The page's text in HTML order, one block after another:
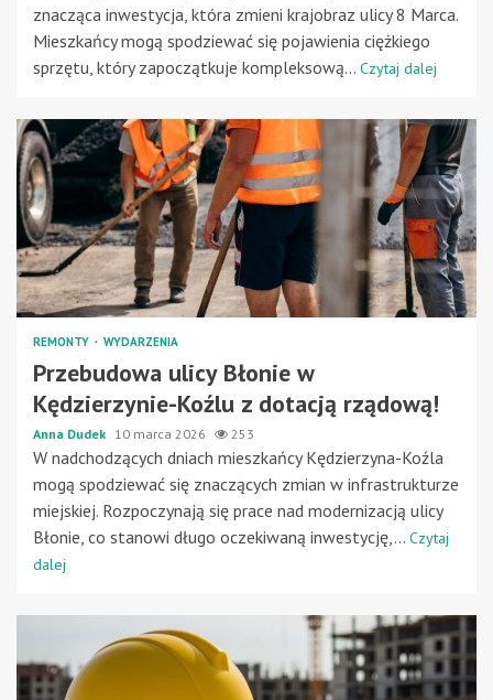
znacząca inwestycja, która zmieni krajobraz ulicy 8 Marca.
Mieszkańcy mogą spodziewać się pojawienia ciężkiego
sprzętu, który zapoczątkuje kompleksową... Czytaj dalej
REMONTY WYDARZENIA
Przebudowa ulicy Błonie w
Kędzierzynie-Koźlu z dotacją rządową!
Anna Dudek 10 marca 2026 253
W nadchodzących dniach mieszkańcy Kędzierzyna-Koźla
mogą spodziewać się znaczących zmian w infrastrukturze
miejskiej. Rozpoczynają się prace nad modernizacją ulicy
Błonie, co stanowi długo oczekiwaną inwestycję,... Czytaj
dalej